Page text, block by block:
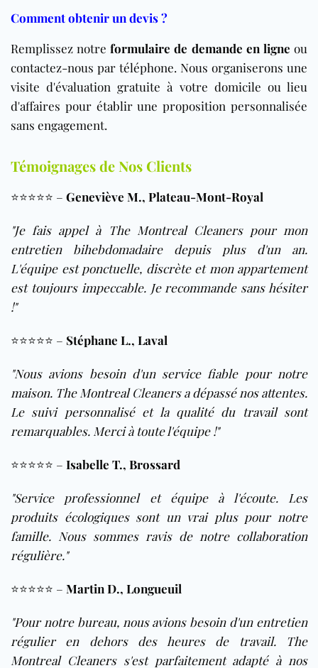
Comment obtenir un devis ?
Remplissez notreformulaire de demande en ligne ou
contactez-nous par téléphone. Nous organiserons une
visite d'évaluation gratuite à votre domicile ou lieu
d'affaires pour établir une proposition personnalisée
sans engagement.
Témoignages de Nos Clients
⭐️⭐️⭐️⭐️⭐️ – Geneviève M., Plateau-Mont-Royal
"Je fais appel à The Montreal Cleaners pour mon
entretien bihebdomadaire depuis plus d'un an.
L'équipe est ponctuelle, discrète et mon appartement
est toujours impeccable. Je recommande sans hésiter
!"
⭐️⭐️⭐️⭐️⭐️ – Stéphane L., Laval
"Nous avions besoin d'un service fiable pour notre
maison. The Montreal Cleaners a dépassé nos attentes.
Le suivi personnalisé et la qualité du travail sont
remarquables. Merci à toute l'équipe !"
⭐️⭐️⭐️⭐️⭐️ – Isabelle T., Brossard
"Service professionnel et équipe à l'écoute. Les
produits écologiques sont un vrai plus pour notre
famille. Nous sommes ravis de notre collaboration
régulière."
⭐️⭐️⭐️⭐️⭐️ – Martin D., Longueuil
"Pour notre bureau, nous avions besoin d'un entretien
régulier en dehors des heures de travail. The
Montreal Cleaners s'est parfaitement adapté à nos